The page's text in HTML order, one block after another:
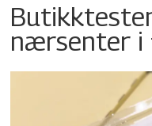
nærsenter i